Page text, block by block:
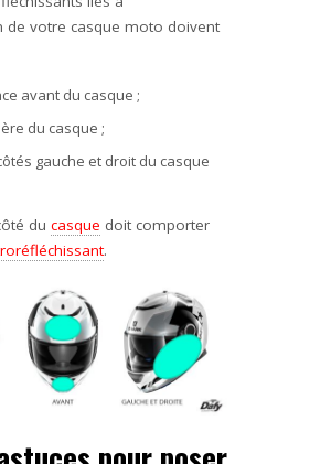
de votre casque moto doivent
avant du casque ;
du casque ;
gauche et droit du casque
du casque doit comporter
.